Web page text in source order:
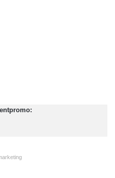
Forschung und
wird Anja Krätschmer
Erfolgsprojekte zum
Jahresveranstaltung
und